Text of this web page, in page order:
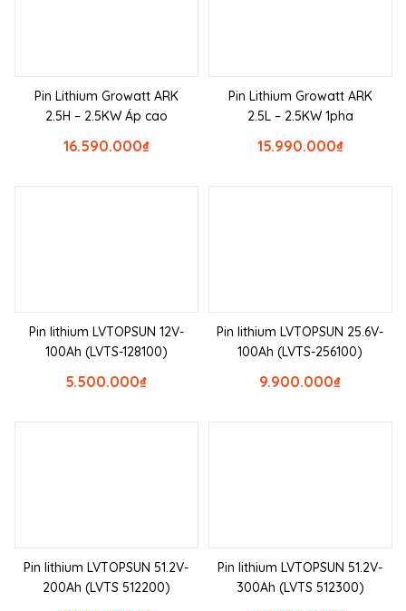
Pin Lithium Growatt ARK
2.5H – 2.5KW Áp cao
₫
16.590.000
Pin Lithium Growatt ARK
2.5L – 2.5KW 1pha
₫
15.990.000
Pin lithium LVTOPSUN 12V-
100Ah (LVTS-128100)
₫
5.500.000
Pin lithium LVTOPSUN 25.6V-
100Ah (LVTS-256100)
₫
9.900.000
Pin lithium LVTOPSUN 51.2V-
200Ah (LVTS 512200)
Pin lithium LVTOPSUN 51.2V-
300Ah (LVTS 512300)